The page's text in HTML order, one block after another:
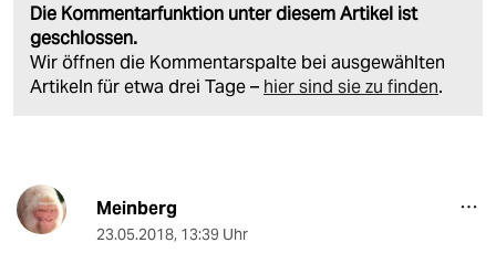
Die Kommentarfunktion unter diesem Artikel ist
geschlossen.
Wir öffnen die Kommentarspalte bei ausgewählten
Artikeln für etwa drei Tage – hier sind sie zu finden.
Meinberg
23.05.2018, 13:39 Uhr